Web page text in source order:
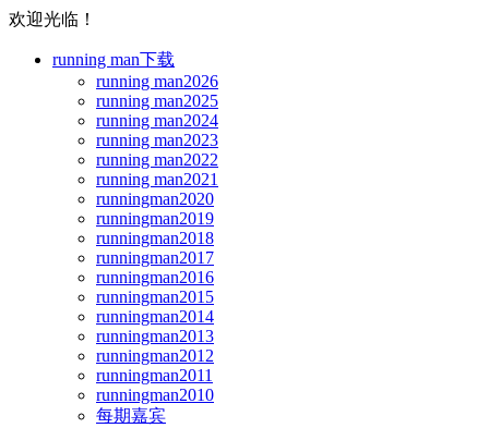
欢迎光临！
running man下载
running man2026
running man2025
running man2024
running man2023
running man2022
running man2021
runningman2020
runningman2019
runningman2018
runningman2017
runningman2016
runningman2015
runningman2014
runningman2013
runningman2012
runningman2011
runningman2010
每期嘉宾